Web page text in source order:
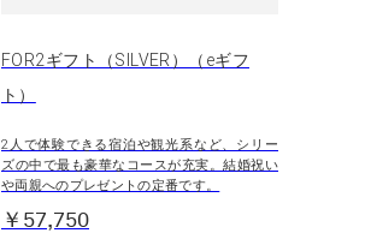
FOR2ギフト（SILVER）（eギフ
ト）
2人で体験できる宿泊や観光系など、シリー
ズの中で最も豪華なコースが充実。結婚祝い
や両親へのプレゼントの定番です。
￥57,750